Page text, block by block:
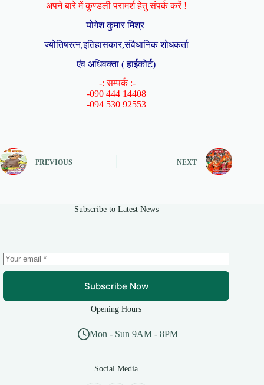
अपने बारे में कुण्डली परामर्श हेतु संपर्क करें !
योगेश कुमार मिश्र
ज्योतिषरत्न,इतिहासकार,संवैधानिक शोधकर्ता
एंव अधिवक्ता ( हाईकोर्ट)
-: सम्पर्क :-
-090 444 14408
-094 530 92553
PREVIOUS NEXT
Subscribe to Latest News
Subscribe Now
Opening Hours
Mon - Sun 9AM - 8PM
Social Media